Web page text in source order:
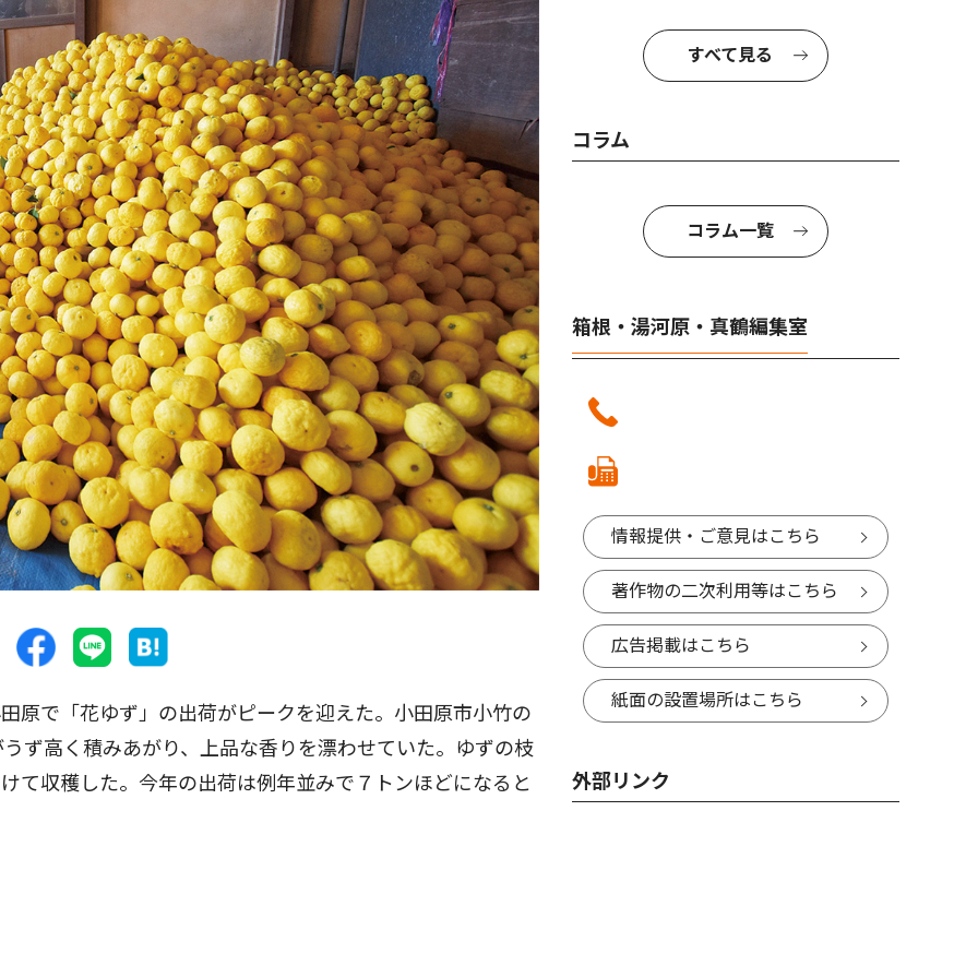
で「花ゆず」の出荷がピークを迎えた。小田原市小竹の
ず高く積みあがり、上品な香りを漂わせていた。ゆずの枝
て収穫した。今年の出荷は例年並みで７トンほどになると
すべて見る
コラム
コラム一覧
箱根・湯河原・真鶴編集室
情報提供・ご意見はこちら
著作物の二次利用等はこちら
広告掲載はこちら
紙面の設置場所はこちら
外部リンク